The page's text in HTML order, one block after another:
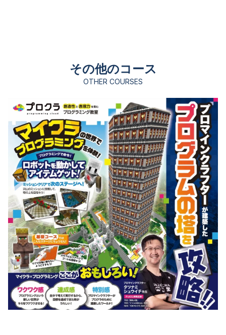
その他のコース
OTHER COURSES